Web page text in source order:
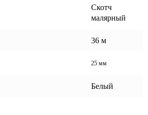
Скотч
малярный
36 м
25 мм
Белый